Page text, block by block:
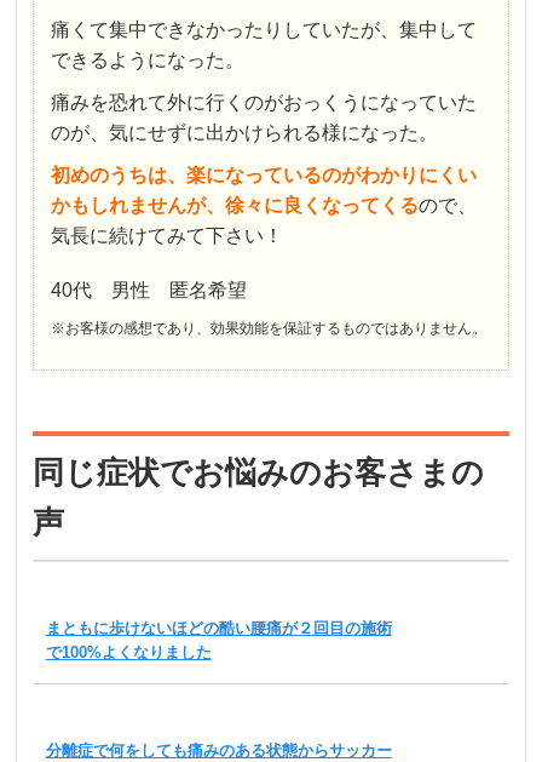
痛くて集中できなかったりしていたが、集中して
できるようになった。
痛みを恐れて外に行くのがおっくうになっていた
のが、気にせずに出かけられる様になった。
初めのうちは、楽になっているのがわかりにくい
かもしれませんが、徐々に良くなってくるので、
気長に続けてみて下さい！
40代 男性 匿名希望
※お客様の感想であり、効果効能を保証するものではありません。
同じ症状でお悩みのお客さまの
声
まともに歩けないほどの酷い腰痛が２回目の施術
で100%よくなりました
分離症で何をしても痛みのある状態からサッカー